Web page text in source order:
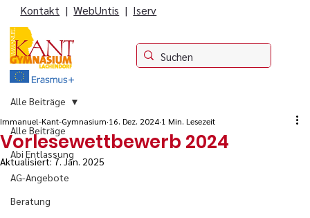
Kontakt |WebUntis | Iserv
Alle Beiträge
Abi Entlassung
AG-Angebote
Beratung
Alle Beiträge
Vorlesewettbewerb 2024
Immanuel-Kant-Gymnasium 16. Dez. 2024 1 Min. Lesezeit
Aktualisiert:7. Jan. 2025